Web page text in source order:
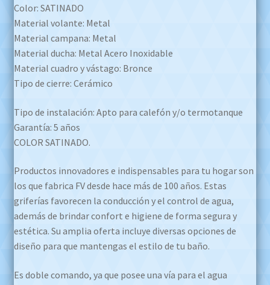
Color: SATINADO
Material volante: Metal
Material campana: Metal
Material ducha: Metal Acero Inoxidable
Material cuadro y vástago: Bronce
Tipo de cierre: Cerámico
Tipo de instalación: Apto para calefón y/o termotanque
Garantía: 5 años
COLOR SATINADO.
Productos innovadores e indispensables para tu hogar son
los que fabrica FV desde hace más de 100 años. Estas
griferías favorecen la conducción y el control de agua,
además de brindar confort e higiene de forma segura y
estética. Su amplia oferta incluye diversas opciones de
diseño para que mantengas el estilo de tu baño.
Es doble comando, ya que posee una vía para el agua